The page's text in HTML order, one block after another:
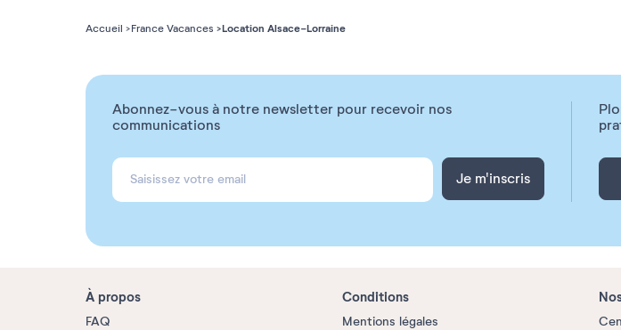
Accueil France Vacances Location Alsace-Lorraine
Abonnez-vous à notre newsletter pour recevoir nos
communications
Je m'inscris
À propos
FAQ
Conditions
Mentions légales